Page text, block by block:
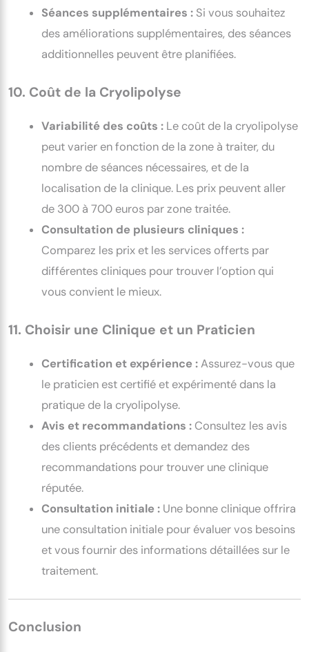
Séances supplémentaires : Si vous souhaitez
des améliorations supplémentaires, des séances
additionnelles peuvent être planifiées.
10. Coût de la Cryolipolyse
Variabilité des coûts : Le coût de la cryolipolyse
peut varier en fonction de la zone à traiter, du
nombre de séances nécessaires, et de la
localisation de la clinique. Les prix peuvent aller
de 300 à 700 euros par zone traitée.
Consultation de plusieurs cliniques :
Comparez les prix et les services offerts par
différentes cliniques pour trouver l’option qui
vous convient le mieux.
11. Choisir une Clinique et un Praticien
Certification et expérience :Assurez-vous que
le praticien est certifié et expérimenté dans la
pratique de la cryolipolyse.
Avis et recommandations : Consultez les avis
des clients précédents et demandez des
recommandations pour trouver une clinique
réputée.
Consultation initiale : Une bonne clinique offrira
une consultation initiale pour évaluer vos besoins
et vous fournir des informations détaillées sur le
traitement.
Conclusion